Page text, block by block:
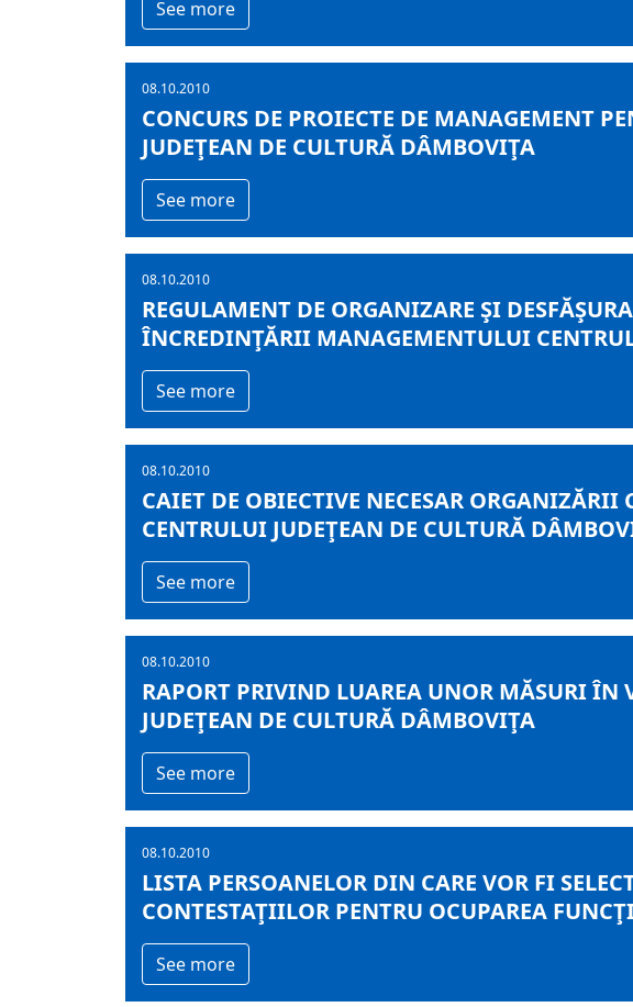
See more
08.10.2010
CONCURS DE PROIECTE DE MANAGEMENT
JUDEŢEAN DE CULTURĂ DÂMBOVIŢA
See more
08.10.2010
REGULAMENT DE ORGANIZARE ŞI
ÎNCREDINŢĂRII MANAGEMENTULUI
See more
08.10.2010
CAIET DE OBIECTIVE NECESAR
CENTRULUI JUDEŢEAN DE CULTURĂ
See more
08.10.2010
RAPORT PRIVIND LUAREA UNOR MĂSURI
JUDEŢEAN DE CULTURĂ DÂMBOVIŢA
See more
08.10.2010
LISTA PERSOANELOR DIN CARE VOR FI
CONTESTAŢIILOR PENTRU OCUPAREA
See more